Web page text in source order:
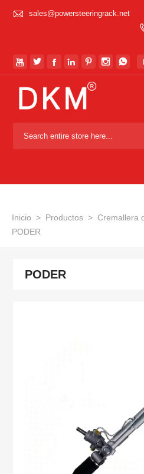
 sales@powersteeringrack.net
      
Inicio > Productos > Cremallera
PODER
PODER